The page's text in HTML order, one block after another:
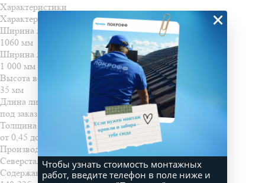
Характеристики
Характеристики
Ширина листа общая
1060 мм
Ширина листа полезная
1 000 мм
Высота волны
35 мм
Длина листа
под заказ от 0,5 до 12 м
Толщина металла
от 0,45 до 0,6 мм
Производитель металла
Северсталь, НЛМК, ММК
Содержание цинка
×
Чтобы узнать стоимость монтажных
работ, введите телефон в поле ниже и